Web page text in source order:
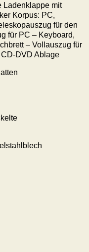
Ladenklappe mit
Korpus: PC,
für den
für PC – Keyboard,
– Vollauszug für
CD-DVD Ablage